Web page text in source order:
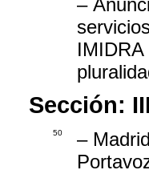
Sección:
50
–